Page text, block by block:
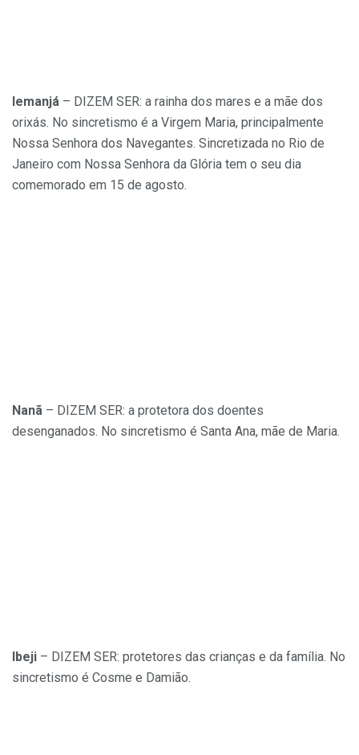
Iemanjá – DIZEM SER: a rainha dos mares e a mãe dos
orixás. No sincretismo é a Virgem Maria, principalmente
Nossa Senhora dos Navegantes. Sincretizada no Rio de
Janeiro com Nossa Senhora da Glória tem o seu dia
comemorado em 15 de agosto.
Nanã – DIZEM SER: a protetora dos doentes
desenganados. No sincretismo é Santa Ana, mãe de Maria.
Ibeji – DIZEM SER: protetores das crianças e da família. No
sincretismo é Cosme e Damião.